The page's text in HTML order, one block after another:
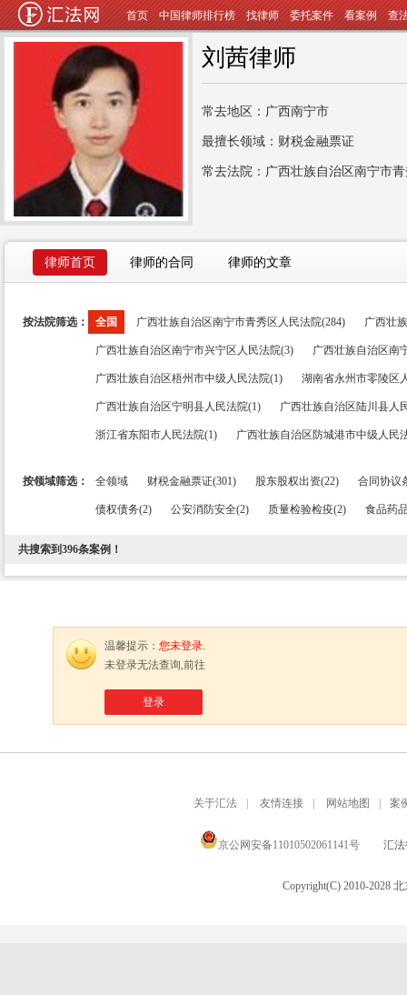
首页 中国律师排行榜 找律师 委托案件 看案例 查
刘茜律师
常去地区：广西南宁市
最擅长领域：财税金融票证
常去法院：广西壮族自治区南宁市
律师首页 律师的合同 律师的文章
按法院筛选： 全国 广西壮族自治区南宁市青秀区人民法院(284) 广西壮
广西壮族自治区南宁市兴宁区人民法院(3) 广西壮族自治区南
广西壮族自治区梧州市中级人民法院(1) 湖南省永州市零陵区
广西壮族自治区宁明县人民法院(1) 广西壮族自治区陆川县人
浙江省东阳市人民法院(1) 广西壮族自治区防城港市中级人民
按领域筛选： 全领域 财税金融票证(301) 股东股权出资(22) 合同协议
债权债务(2) 公安消防安全(2) 质量检验检疫(2) 食品药
共搜索到396条案例！
温馨提示： 您未登录.
未登录无法查询,前往
登录
关于汇法 友情连接 网站地图 案
京公网安备11010502061141号 汇法
Copyright(C) 2010-2028